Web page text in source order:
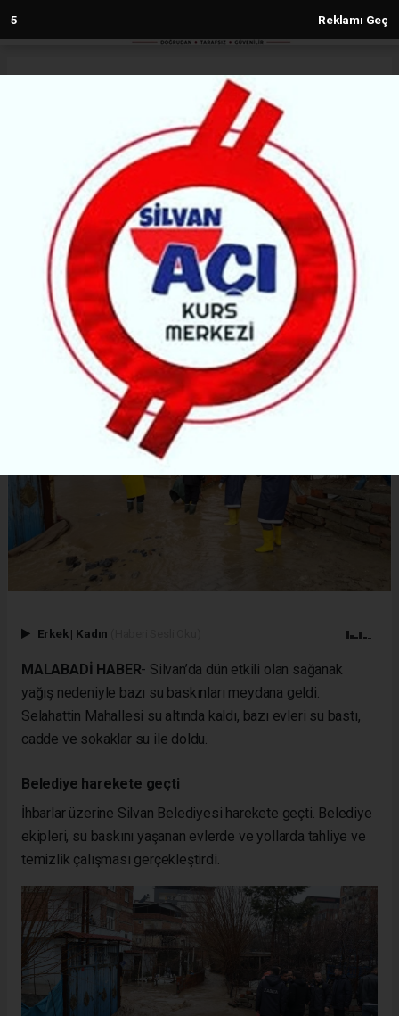
3 Reklamı Geç
Silvan’ı sel vurdu: Evler su altında
kaldı
SILVAN
(MH) - MALABADİ HABER | 09.02.2026 - 10:10, Güncelleme: 09.02.2026 - 14:09
40339+ kez okundu.
Diyarbakır’ın Silvan ilçesinde bastıran sağanak su
baskınlarına neden oldu, bazı evler su altında kaldı.
ABONE OL
Erkek | Kadın
MALABADİ HABER- Silvan’da dün etkili olan sağanak
yağış nedeniyle bazı su baskınları meydana geldi.
Selahattin Mahallesi su altında kaldı, bazı evleri su bastı,
cadde ve sokaklar su ile doldu.
Belediye harekete geçti
İhbarlar üzerine Silvan Belediyesi harekete geçti. Belediye
ekipleri, su baskını yaşanan evlerde ve yollarda tahliye ve
temizlik çalışması gerçekleştirdi.